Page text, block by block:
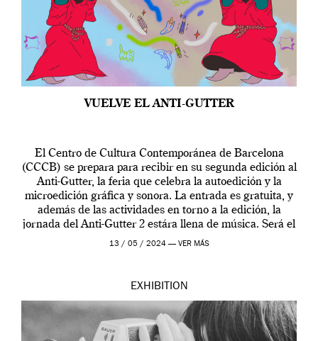
VUELVE EL ANTI-GUTTER
El Centro de Cultura Contemporánea de Barcelona
(CCCB) se prepara para recibir en su segunda edición al
Anti-Gutter, la feria que celebra la autoedición y la
microedición gráfica y sonora. La entrada es gratuita, y
además de las actividades en torno a la edición, la
jornada del Anti-Gutter 2 estára llena de música. Será el
[…]
13 / 05 / 2024 — VER MÁS
EXHIBITION